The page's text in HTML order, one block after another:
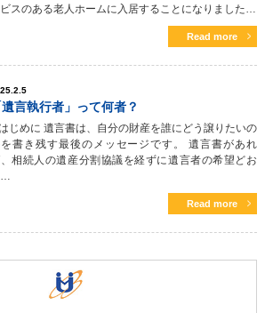
スのある老人ホームに入居することになりました…
Read more
遺言執行者」って何者？
じめに 遺言書は、自分の財産を誰にどう譲りたいの
書き残す最後のメッセージです。 遺言書があれ
相続人の遺産分割協議を経ずに遺言者の希望どお
Read more